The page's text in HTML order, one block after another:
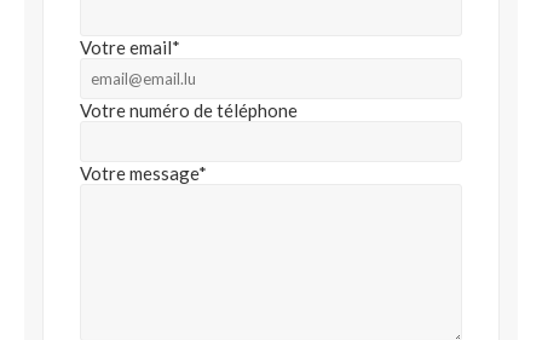
Votre email*
Votre numéro de téléphone
Votre message*